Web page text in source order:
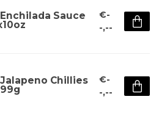
Sauce
€-
-,--
Chillies
€-
-,--